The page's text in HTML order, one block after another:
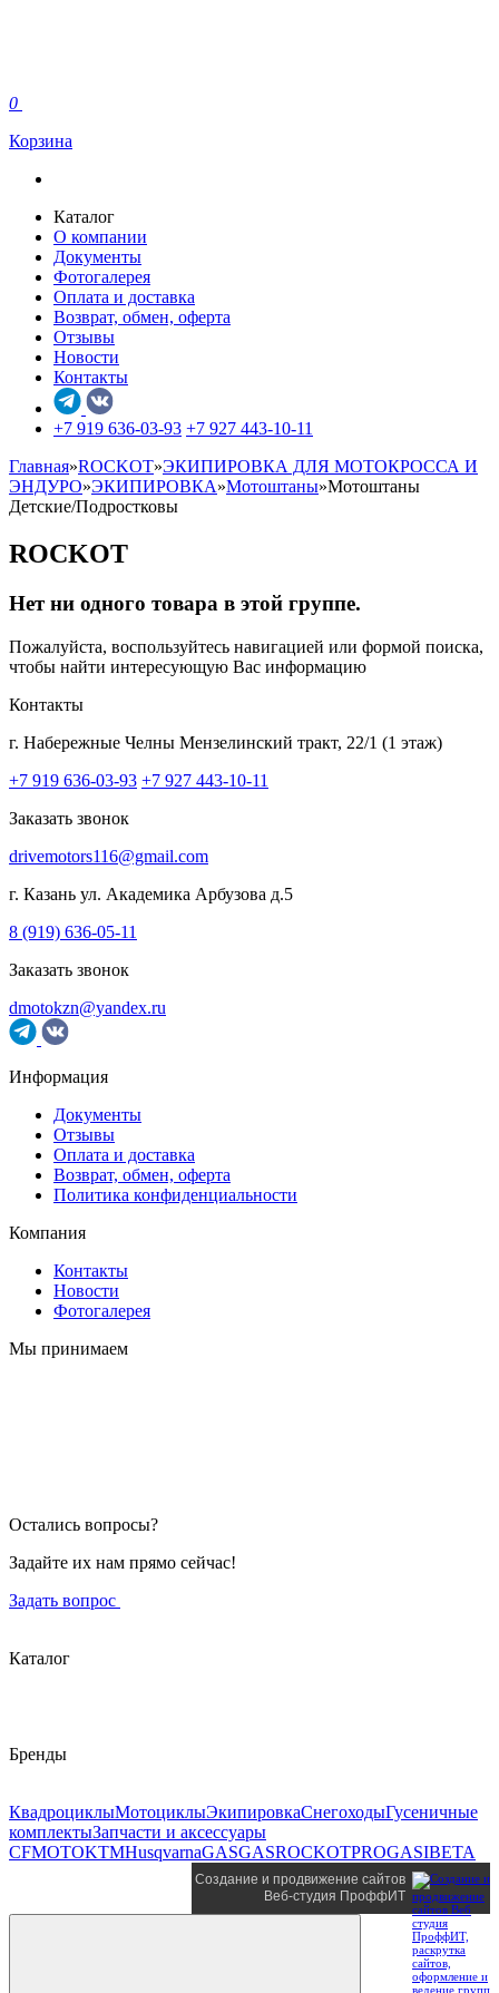
0
Корзина
Каталог
О компании
Документы
Фотогалерея
Оплата и доставка
Возврат, обмен, оферта
Отзывы
Новости
Контакты
+7 919 636-03-93 +7 927 443-10-11
Главная»ROCKOT»ЭКИПИРОВКА ДЛЯ МОТОКРОССА И
ЭНДУРО»ЭКИПИРОВКА»Мотоштаны»Мотоштаны
Детские/Подростковы
ROCKOT
Нет ни одного товара в этой группе.
Пожалуйста, воспользуйтесь навигацией или формой поиска,
чтобы найти интересующую Вас информацию
Контакты
г. Набережные Челны Мензелинский тракт, 22/1 (1 этаж)
+7 919 636-03-93 +7 927 443-10-11
Заказать звонок
drivemotors116@gmail.com
г. Казань ул. Академика Арбузова д.5
8 (919) 636-05-11
Заказать звонок
dmotokzn@yandex.ru
Информация
Документы
Отзывы
Оплата и доставка
Возврат, обмен, оферта
Политика конфиденциальности
Компания
Контакты
Новости
Фотогалерея
Мы принимаем
Остались вопросы?
Задайте их нам прямо сейчас!
Задать вопрос
Каталог
Бренды
КвадроциклыМотоциклыЭкипировкаСнегоходыГусеничные
комплектыЗапчасти и аксессуары
CFMOTOKTMHusqvarnaGASGASROCKOTPROGASIBETA
Создание и продвижение сайтов
Веб-студия ПроффИТ